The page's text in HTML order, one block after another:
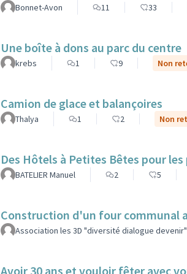
Bonnet-Avon 11 33
Une boîte à dons au parc du centre
krebs 1 9 Non
Camion de glace et balançoires
Thalya 1 2 Non
Des Hôtels à Petites Bêtes pour les
BATELIER Manuel 2 5
Construction d'un four communal
Association les 3D "diversité dialogue devenir"
Avoir 30 ans et vouloir fêter avec